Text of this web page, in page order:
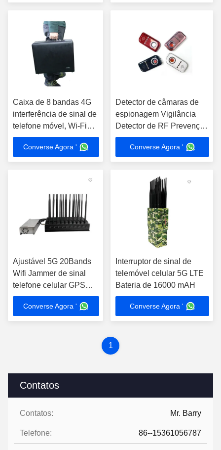
Contatos
Contatos: Mr. Barry
Telefone: 86--15361056787
supressão de UAV
ocultas 5G Pronto,
Caixa de 8 bandas 4G
interferência de sinal de
telefone móvel, Wi-Fi
GPS interferência UHF
VHF interferência com
controle remoto
Converse Agora '
Detector de câmaras de
espionagem Vigilância
Detector de RF Prevenção
de ladrões com alarme de
somConverse Agora '
Ajustável 5G 20Bands
Wifi Jammer de sinal
telefone celular GPS
UHF VHF
Converse Agora '
Interruptor de sinal de
telemóvel celular 5G LTE
Bateria de 16000 mAH
Converse Agora '
1